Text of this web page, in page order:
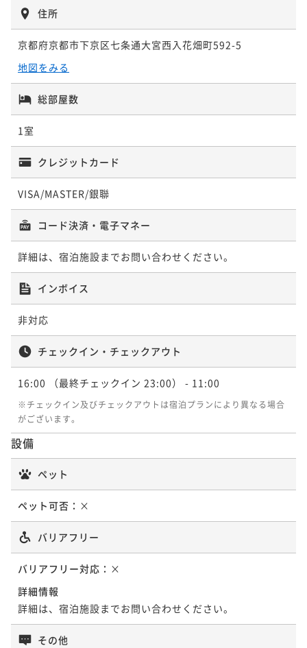
住所
京都府京都市下京区七条通大宮西入花畑町592-5
地図をみる
総部屋数
1室
クレジットカード
VISA/MASTER/銀聯
コード決済・電子マネー
詳細は、宿泊施設までお問い合わせください。
インボイス
非対応
チェックイン・チェックアウト
16:00 （最終チェックイン 23:00） - 11:00
※チェックイン及びチェックアウトは宿泊プランにより異なる場合
がございます。
設備
ペット
ペット可否： ×
バリアフリー
バリアフリー対応： ×
詳細情報
詳細は、宿泊施設までお問い合わせください。
その他